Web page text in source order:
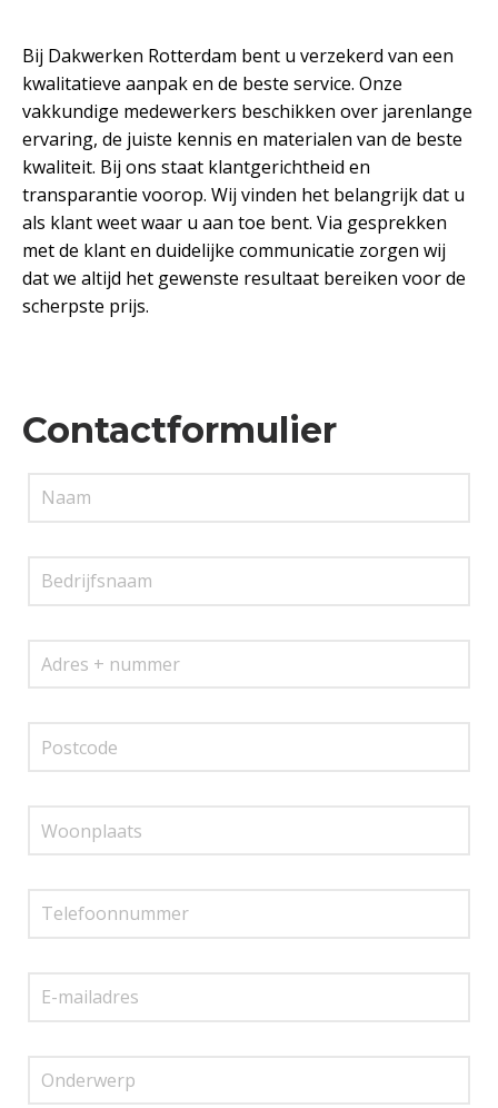
Bij Dakwerken Rotterdam bent u verzekerd van een
kwalitatieve aanpak en de beste service. Onze
vakkundige medewerkers beschikken over jarenlange
ervaring, de juiste kennis en materialen van de beste
kwaliteit. Bij ons staat klantgerichtheid en
transparantie voorop. Wij vinden het belangrijk dat u
als klant weet waar u aan toe bent. Via gesprekken
met de klant en duidelijke communicatie zorgen wij
dat we altijd het gewenste resultaat bereiken voor de
scherpste prijs.
Contactformulier